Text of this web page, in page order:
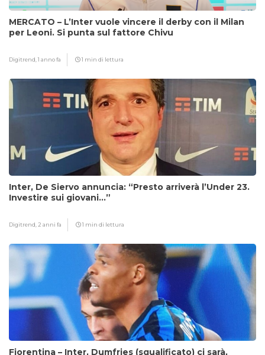
MERCATO – L’Inter vuole vincere il derby con il Milan
per Leoni. Si punta sul fattore Chivu
Digitrend,1 anno fa 1 min di lettura
Inter, De Siervo annuncia: “Presto arriverà l’Under 23.
Investire sui giovani…”
Digitrend, 2 anni fa 1 min di lettura
Fiorentina – Inter, Dumfries (squalificato) ci sarà,